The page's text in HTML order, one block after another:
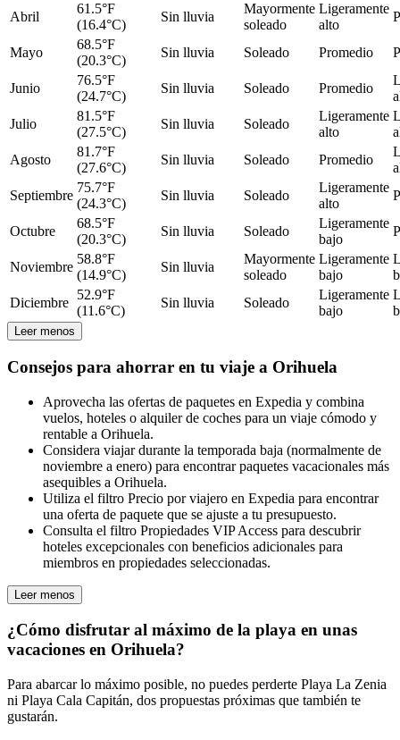
Abril
61.5°F
(16.4°C)
Sin lluvia
Mayormente
soleado
Ligeramente
alto
Mayo
68.5°F
(20.3°C)
Sin lluvia Soleado Promedio
Junio
76.5°F
(24.7°C)
Sin lluvia Soleado Promedio
Julio
81.5°F
(27.5°C)
Sin lluvia Soleado
Ligeramente
alto
Agosto
81.7°F
(27.6°C)
Sin lluvia Soleado Promedio
Septiembre
75.7°F
(24.3°C)
Sin lluvia Soleado
Ligeramente
alto
Octubre
68.5°F
(20.3°C)
Sin lluvia Soleado
Ligeramente
bajo
Noviembre
58.8°F
(14.9°C)
Sin lluvia
Mayormente
soleado
Ligeramente
bajo
Diciembre
52.9°F
(11.6°C)
Sin lluvia Soleado
Ligeramente
bajo
Leer menos
Consejos para ahorrar en tu viaje a Orihuela
Aprovecha las ofertas de paquetes en Expedia y combina
vuelos, hoteles o alquiler de coches para un viaje cómodo y
rentable a Orihuela.
Considera viajar durante la temporada baja (normalmente de
noviembre a enero) para encontrar paquetes vacacionales más
asequibles a Orihuela.
Utiliza el filtro Precio por viajero en Expedia para encontrar
una oferta de paquete que se ajuste a tu presupuesto.
Consulta el filtro Propiedades VIP Access para descubrir
hoteles excepcionales con beneficios adicionales para
miembros en propiedades seleccionadas.
Leer menos
¿Cómo disfrutar al máximo de la playa en unas
vacaciones en Orihuela?
Para abarcar lo máximo posible, no puedes perderte Playa La Zenia
ni Playa Cala Capitán, dos propuestas próximas que también te
gustarán.